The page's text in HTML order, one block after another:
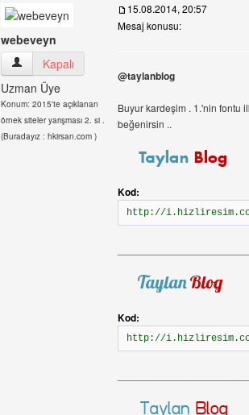
webeveyn
webeveyn Kullanıcının profilini görüntüle
Kapalı
Uzman Üye
Konum: 2015'te açıklanan
örnek siteler yarışması 2. si .
(Buradayız : hkirsan.com )
15.08.2014, 20:57
Mesaj konusu:
@taylanblog
Buyur kardeşim . 1.'nin fontu
beğenirsin ..
Kod:
http://
Kod:
http://i.hizliresim.com/